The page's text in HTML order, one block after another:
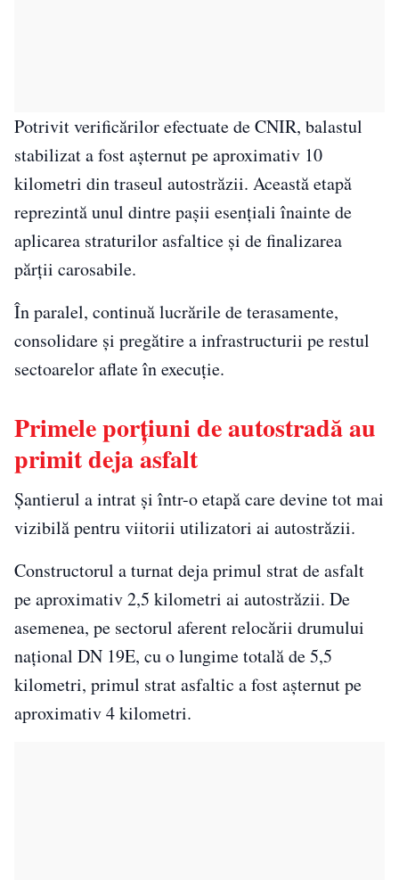
Potrivit verificărilor efectuate de CNIR, balastul
stabilizat a fost așternut pe aproximativ 10
kilometri din traseul autostrăzii. Această etapă
reprezintă unul dintre pașii esențiali înainte de
aplicarea straturilor asfaltice și de finalizarea
părții carosabile.
În paralel, continuă lucrările de terasamente,
consolidare și pregătire a infrastructurii pe restul
sectoarelor aflate în execuție.
Primele porțiuni de autostradă au
primit deja asfalt
Șantierul a intrat și într-o etapă care devine tot mai
vizibilă pentru viitorii utilizatori ai autostrăzii.
Constructorul a turnat deja primul strat de asfalt
pe aproximativ 2,5 kilometri ai autostrăzii. De
asemenea, pe sectorul aferent relocării drumului
național DN 19E, cu o lungime totală de 5,5
kilometri, primul strat asfaltic a fost așternut pe
aproximativ 4 kilometri.